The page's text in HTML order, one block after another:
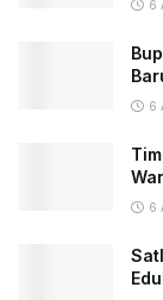
6
6
6